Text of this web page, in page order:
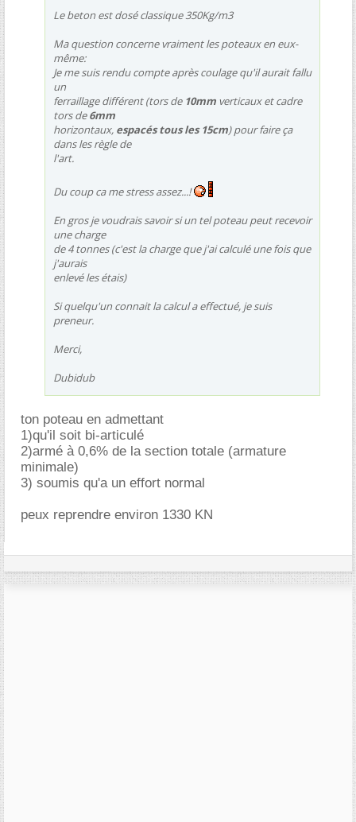
Le beton est dosé classique 350Kg/m3
Ma question concerne vraiment les poteaux en eux-
même:
Je me suis rendu compte après coulage qu'il aurait fallu
un
ferraillage différent (tors de 10mm verticaux et cadre
tors de6mm
horizontaux, espacés tous les 15cm) pour faire ça
dans les règle de
l'art.
Du coup ca me stress assez...!
En gros je voudrais savoir si un tel poteau peut recevoir
une charge
de 4 tonnes (c'est la charge que j'ai calculé une fois que
j'aurais
enlevé les étais)
Si quelqu'un connait la calcul a effectué, je suis
preneur.
Merci,
Dubidub
ton poteau en admettant
1)qu'il soit bi-articulé
2)armé à 0,6% de la section totale (armature
minimale)
3) soumis qu'a un effort normal
peux reprendre environ 1330 KN